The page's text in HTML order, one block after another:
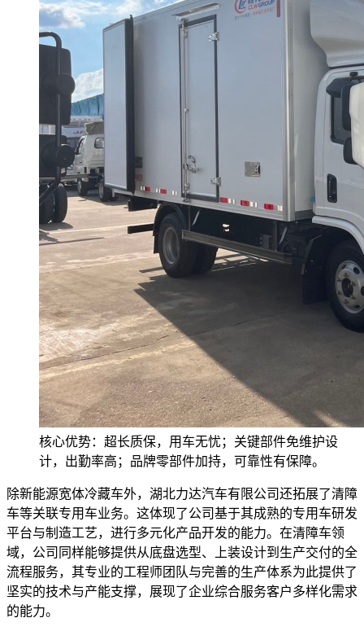
核心优势：超长质保，用车无忧；关键部件免维护设
计，出勤率高；品牌零部件加持，可靠性有保障。
除新能源宽体冷藏车外，湖北力达汽车有限公司还拓展了清障
车等关联专用车业务。这体现了公司基于其成熟的专用车研发
平台与制造工艺，进行多元化产品开发的能力。在清障车领
域，公司同样能够提供从底盘选型、上装设计到生产交付的全
流程服务，其专业的工程师团队与完善的生产体系为此提供了
坚实的技术与产能支撑，展现了企业综合服务客户多样化需求
的能力。